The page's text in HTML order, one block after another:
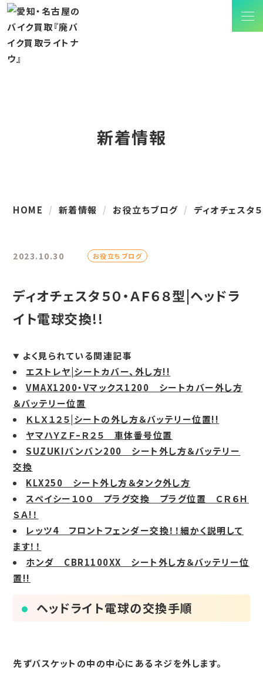
新着情報
HOME 新着情報 お役立ちブログ ディオチェスタ
2023.10.30 お役立ちブログ
ディオチェスタ５０・ＡＦ６８型|ヘッドラ
イト電球交換!!
よく見られている関連記事
エストレヤ|シートカバー、外し方!!
VMAX1200・Vマックス1200 シートカバー外し方
＆バッテリー位置
ＫＬＸ１２５|シートの外し方＆バッテリー位置!!
ヤマハＹＺＦｰＲ２５ 車体番号位置
SUZUKIバンバン200 シート外し方＆バッテリー
交換
KLX250 シート外し方＆タンク外し方
スペイシー１００ プラグ交換 プラグ位置 ＣＲ６Ｈ
ＳＡ!！
レッツ4 フロントフェンダー交換！！細かく説明して
ます！！
ホンダ CBR1100XX シート外し方＆バッテリー位
置!!
ヘッドライト電球の交換手順
先ずバスケットの中の中心にあるネジを外します。